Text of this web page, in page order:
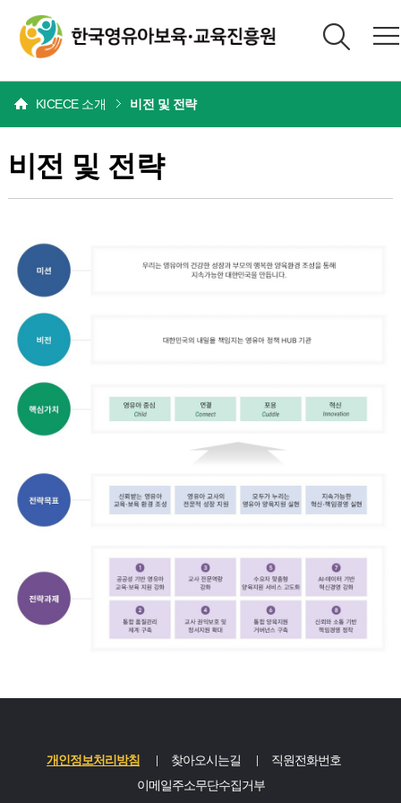
KICECE 소개 비전 및 전략
비전 및 전략
개인정보처리방침 찾아오시는길
직원전화번호
이메일주소무단수집거부